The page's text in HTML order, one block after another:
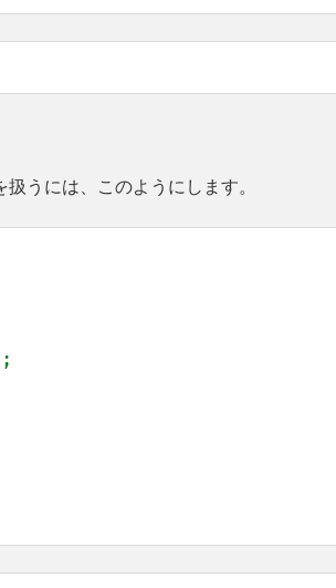
うには、このようにします。